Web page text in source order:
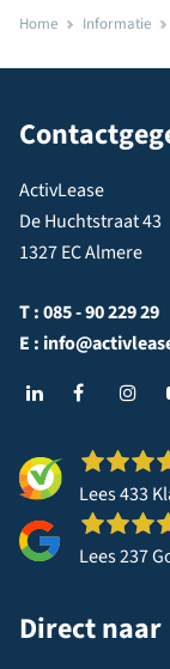
Home Informatie
ActivLease
De Huchtstraat 43
1327 EC Almere
T :085 - 90 229 29
E :
Lees 433
Lees 237
Direct naar